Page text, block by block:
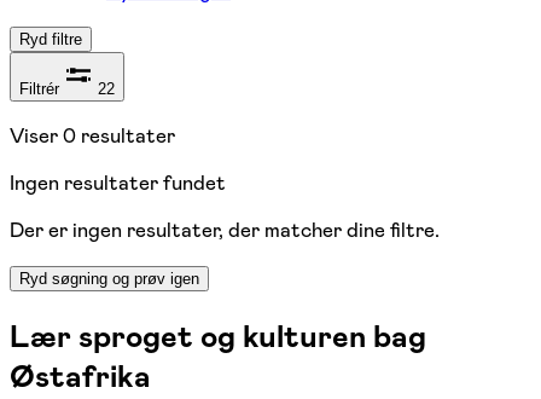
Ryd filtre
Filtrér 22
Viser0 resultater
Ingen resultater fundet
Der er ingen resultater, der matcher dine filtre.
Ryd søgning og prøv igen
Lær sproget og kulturen bag
Østafrika